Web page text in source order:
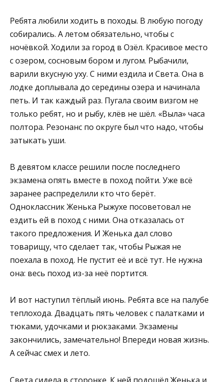
Ребята любили ходить в походы. В любую погоду
собирались. А летом обязательно, чтобы с
ночёвкой. Ходили за город в Озёл. Красивое место
с озером, сосновым бором и лугом. Рыбачили,
варили вкусную уху. С ними ездила и Света. Она в
лодке доплывала до середины озера и начинала
петь. И так каждый раз. Пугала своим визгом не
только ребят, но и рыбу, клёв не шёл. «Выла» часа
полтора. Резонанс по округе был что надо, чтобы
затыкать уши.
В девятом классе решили после последнего
экзамена опять вместе в поход пойти. Уже всё
заранее распределили кто что берёт.
Одноклассник Женька Рыжухе посоветовал не
ездить ей в поход с ними. Она отказалась от
такого предложения. И Женька дал слово
товарищу, что сделает так, чтобы Рыжая не
поехала в поход. Не пустит её и всё тут. Не нужна
она: весь поход из-за неё портится.
И вот наступил тёплый июнь. Ребята все на палубе
теплохода. Двадцать пять человек с палатками и
тюками, удочками и рюкзаками. Экзамены
закончились, замечательно! Впереди новая жизнь.
А сейчас смех и лето.
Света сидела в сторонке. К ней подошёл Женька и